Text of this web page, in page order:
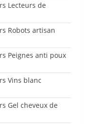
Lecteurs de
Robots artisan
Peignes anti poux
Vins blanc
Gel cheveux de